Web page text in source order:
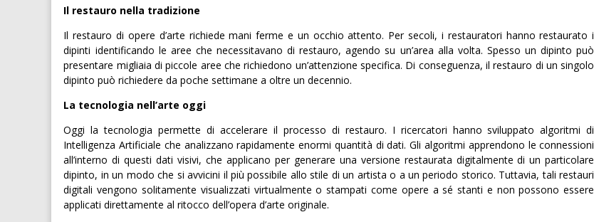
Il restauro nella tradizione
Il restauro di opere d’arte richiede mani ferme e un occhio attento. Per secoli, i restauratori hanno restaurato i
dipinti identificando le aree che necessitavano di restauro, agendo su un’area alla volta. Spesso un dipinto può
presentare migliaia di piccole aree che richiedono un’attenzione specifica. Di conseguenza, il restauro di un singolo
dipinto può richiedere da poche settimane a oltre un decennio.
La tecnologia nell’arte oggi
Oggi la tecnologia permette di accelerare il processo di restauro. I ricercatori hanno sviluppato algoritmi di
Intelligenza Artificiale che analizzano rapidamente enormi quantità di dati. Gli algoritmi apprendono le connessioni
all’interno di questi dati visivi, che applicano per generare una versione restaurata digitalmente di un particolare
dipinto, in un modo che si avvicini il più possibile allo stile di un artista o a un periodo storico. Tuttavia, tali restauri
digitali vengono solitamente visualizzati virtualmente o stampati come opere a sé stanti e non possono essere
applicati direttamente al ritocco dell’opera d’arte originale.